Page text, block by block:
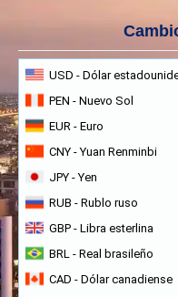
USD - Dólar
PEN - Nuevo Sol
EUR - Euro
CNY - Yuan Renminbi
JPY - Yen
RUB - Rublo ruso
GBP - Libra esterlina
BRL - Real brasileño
CAD - Dólar canadiense